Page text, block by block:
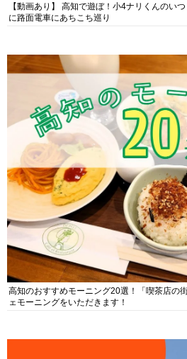
【動画あり】 高知で遊ぼ！小4ナリくんのい
に路面電車にあちこち巡り
高知のおすすめモーニング20選！「喫茶店の
ェモーニングをいただきます！